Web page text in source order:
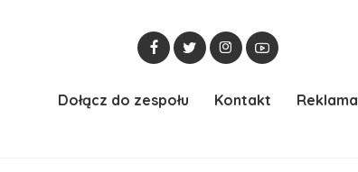
Dołącz do zespołu Kontakt Reklama